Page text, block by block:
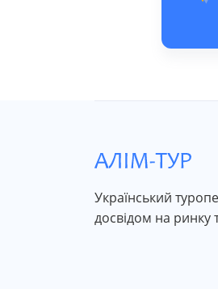
Український
досвідом на ринку